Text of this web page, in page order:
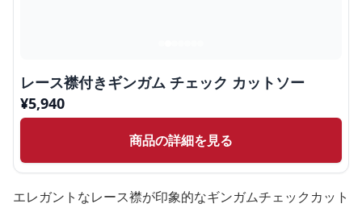
レース襟付きギンガム チェック カットソー
¥5,940
商品の詳細を見る
エレガントなレース襟が印象的なギンガムチェックカット